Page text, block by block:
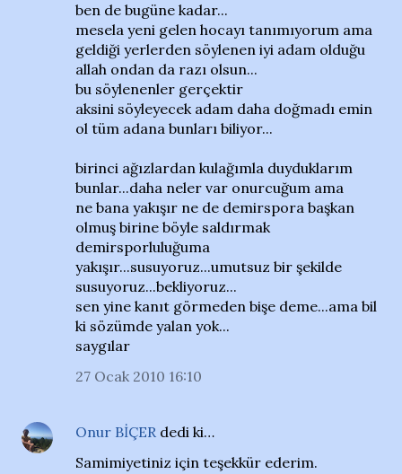
ben de bugüne kadar...
mesela yeni gelen hocayı tanımıyorum ama
geldiği yerlerden söylenen iyi adam olduğu
allah ondan da razı olsun...
bu söylenenler gerçektir
aksini söyleyecek adam daha doğmadı emin
ol tüm adana bunları biliyor...
birinci ağızlardan kulağımla duyduklarım
bunlar...daha neler var onurcuğum ama
ne bana yakışır ne de demirspora başkan
olmuş birine böyle saldırmak
demirsporluluğuma
yakışır...susuyoruz...umutsuz bir şekilde
susuyoruz...bekliyoruz...
sen yine kanıt görmeden bişe deme...ama bil
ki sözümde yalan yok...
saygılar
27 Ocak 2010 16:10
Onur BİÇER dedi ki…
Samimiyetiniz için teşekkür ederim.